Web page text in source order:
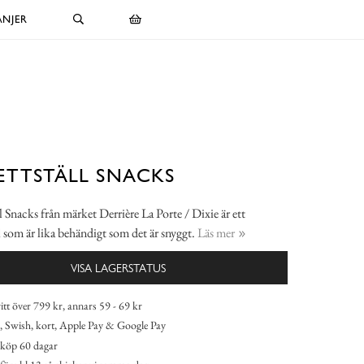
SNACKS
Snacks från märket Derrière La Porte / Dixie är ett
är lika behändigt som det är snyggt. Läs mer
VISA LAGERSTATUS
över 799 kr, annars 59 - 69 kr
Swish, kort, Apple Pay & Google Pay
60 dagar